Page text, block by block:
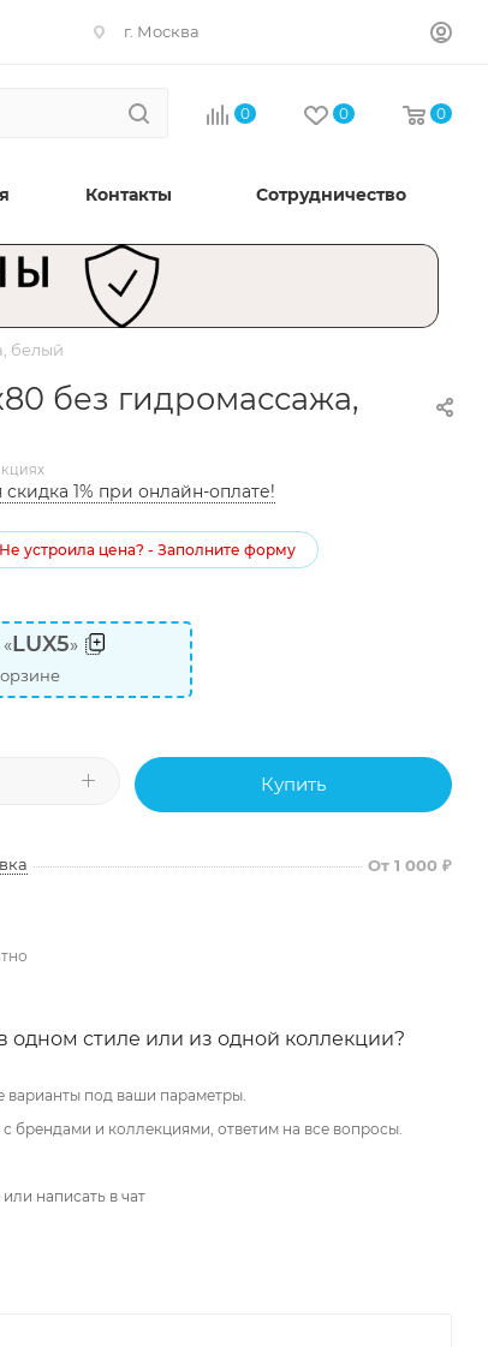
г. Москва
0 0 0
Контакты Сотрудничество
белый
без гидромассажа,
1% при онлайн-оплате!
Не устроила цена? - Заполните форму
LUX5»
Купить
От 1 000 ₽
одном стиле или из одной коллекции?
под ваши параметры.
брендами и коллекциями, ответим на все вопросы.
написать в чат